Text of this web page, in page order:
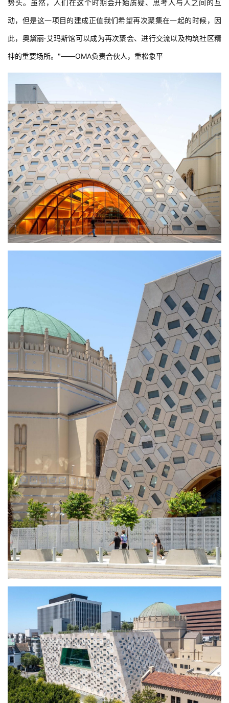
势头。虽然，人们在这个时期会开始质疑、思考人与人之间的互
动，但是这一项目的建成正值我们希望再次聚集在一起的时候，因
此，奥黛丽·艾玛斯馆可以成为再次聚会、进行交流以及构筑社区精
神的重要场所。"——OMA负责合伙人，重松象平